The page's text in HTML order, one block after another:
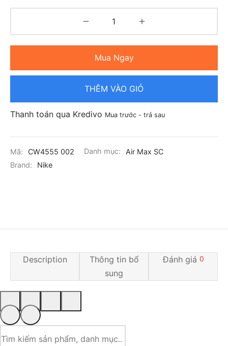
Mua Ngay
THÊM VÀO GIỎ
Thanh toán qua Kredivo Mua trước - trả sau
Mã: CW4555 002 Danh mục:
Air Max SC
Brand:
Nike
Description
Thông tin bổ
sung
Đánh giá 0